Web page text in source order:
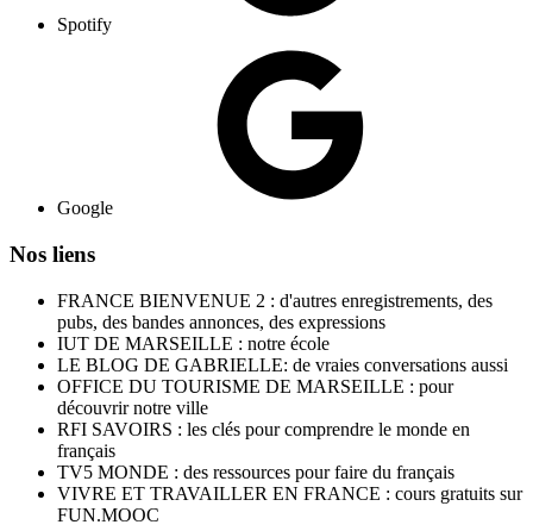
Spotify
Google
Nos liens
FRANCE BIENVENUE 2 : d'autres enregistrements, des
pubs, des bandes annonces, des expressions
IUT DE MARSEILLE : notre école
LE BLOG DE GABRIELLE: de vraies conversations aussi
OFFICE DU TOURISME DE MARSEILLE : pour
découvrir notre ville
RFI SAVOIRS : les clés pour comprendre le monde en
français
TV5 MONDE : des ressources pour faire du français
VIVRE ET TRAVAILLER EN FRANCE : cours gratuits sur
FUN.MOOC